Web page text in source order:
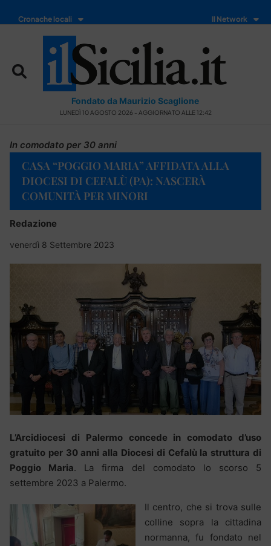
Cronache locali Il Network
Fondato da Maurizio Scaglione
LUNEDÌ 10 AGOSTO 2026 - AGGIORNATO ALLE 12:42
In comodato per 30 anni
CASA “POG­GIO MA­RIA” AFFIDATA ALLA
DIO­CE­SI DI CE­FA­LÙ (PA): NASCERÀ
COMUNITÀ PER MINORI
Redazione
venerdì 8 Settembre 2023
L’Arcidiocesi di Palermo concede in comodato d’uso
gratuito per 30 anni alla Diocesi di Cefalù la struttura di
Poggio Maria. La firma del comodato lo scorso 5
settembre 2023 a Palermo.
Il centro, che si trova sulle
colline sopra la cittadina
normanna, fu fondato nel